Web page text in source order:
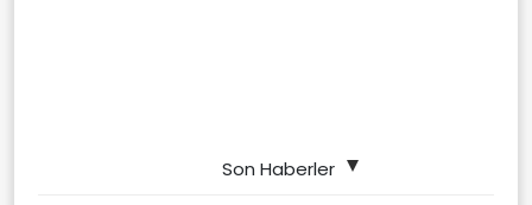
Son Haberler